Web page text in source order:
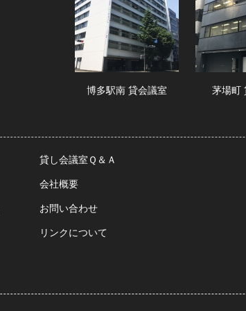
博多駅南 貸会議室 茅場町
貸し会議室Ｑ＆Ａ
会社概要
お問い合わせ
リンクについて